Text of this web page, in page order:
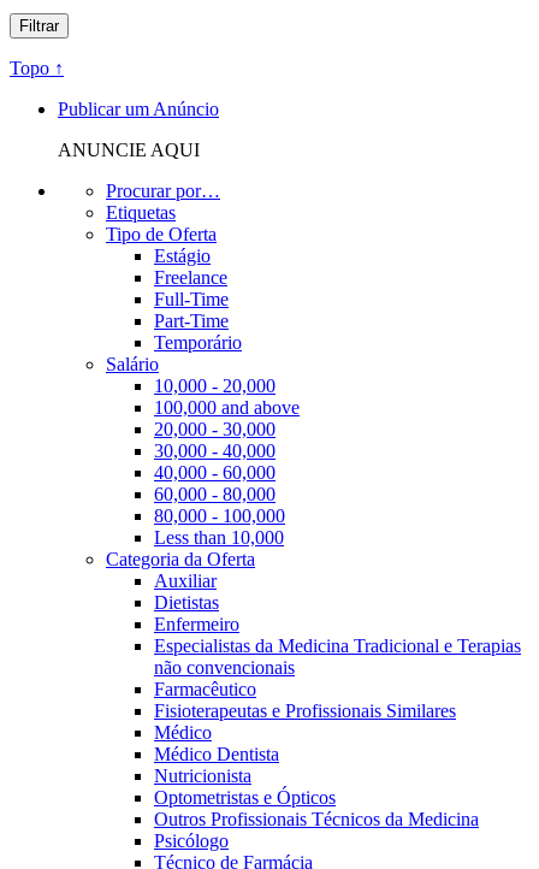
Topo ↑
Publicar um Anúncio
ANUNCIE AQUI
Procurar por…
Etiquetas
Tipo de Oferta
Estágio
Freelance
Full-Time
Part-Time
Temporário
Salário
10,000 - 20,000
100,000 and above
20,000 - 30,000
30,000 - 40,000
40,000 - 60,000
60,000 - 80,000
80,000 - 100,000
Less than 10,000
Categoria da Oferta
Auxiliar
Dietistas
Enfermeiro
Especialistas da Medicina Tradicional e Terapias
não convencionais
Farmacêutico
Fisioterapeutas e Profissionais Similares
Médico
Médico Dentista
Nutricionista
Optometristas e Ópticos
Outros Profissionais Técnicos da Medicina
Psicólogo
Técnico de Farmácia